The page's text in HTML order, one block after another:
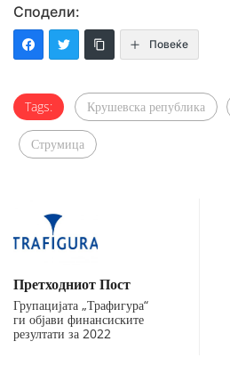
Сподели:
Повеќе
Tags: Крушевска република
Струмица
Претходниот Пост
Групацијата „Трафигура“
ги објави финансиските
резултати за 2022